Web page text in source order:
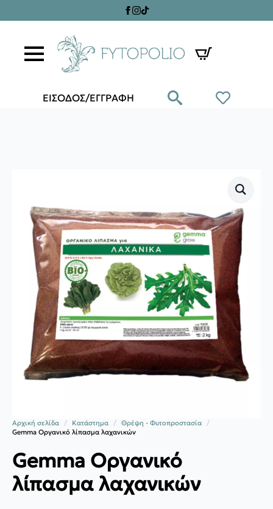
ΕΙΣΟΔΟΣ/ΕΓΓΡΑΦΗ
Αρχική σελίδα Κατάστημα
Θρέψη - Φυτοπροστασία
Gemma Οργανικό λίπασμα λαχανικών
Gemma Οργανικό
λίπασμα λαχανικών